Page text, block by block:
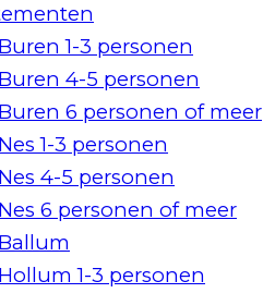
1-3 personen
4-5 personen
6 personen of meer
1-3 personen
4-5 personen
6 personen of meer
1-3 personen